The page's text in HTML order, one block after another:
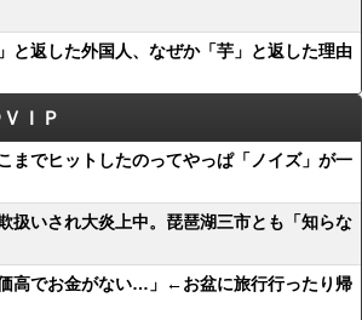
と返した外国人、なぜか「芋」と返した理由
ＩＰ
までヒットしたのってやっぱ「ノイズ」が一
扱いされ大炎上中。琵琶湖三市とも「知らな
価高でお金がない…」←お盆に旅行行ったり帰